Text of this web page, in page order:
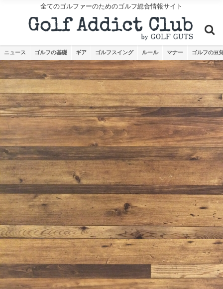
全てのゴルファーのためのゴルフ総合情報サイト
ニュース ゴルフの基礎 ギア ゴルフスイング ルール マナー ゴルフの豆